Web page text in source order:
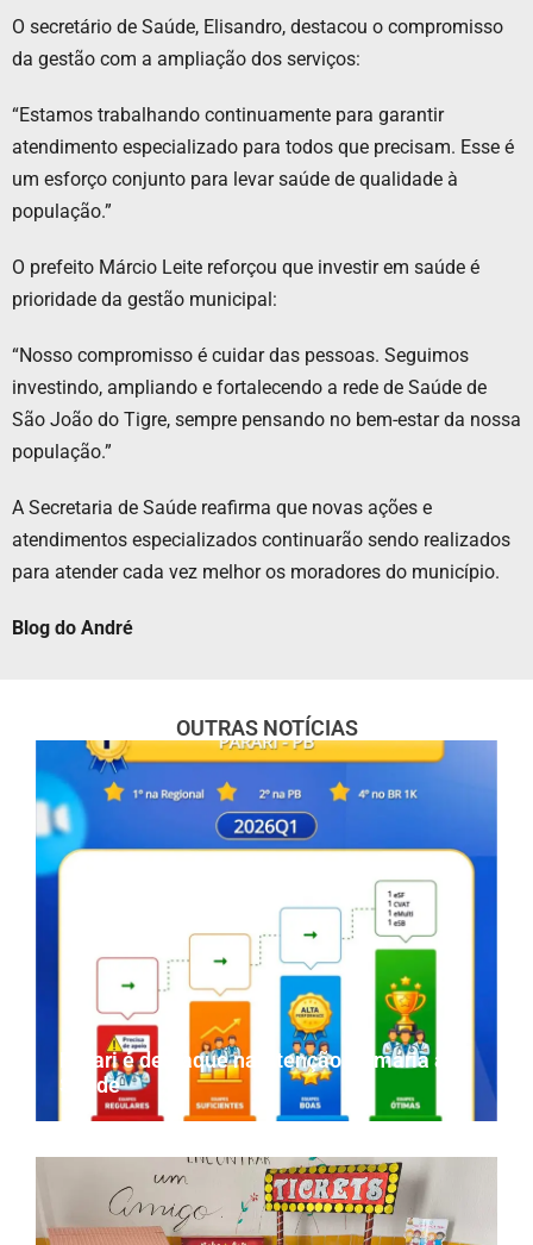
O secretário de Saúde, Elisandro, destacou o compromisso
da gestão com a ampliação dos serviços:
“Estamos trabalhando continuamente para garantir
atendimento especializado para todos que precisam. Esse é
um esforço conjunto para levar saúde de qualidade à
população.”
O prefeito Márcio Leite reforçou que investir em saúde é
prioridade da gestão municipal:
“Nosso compromisso é cuidar das pessoas. Seguimos
investindo, ampliando e fortalecendo a rede de Saúde de
São João do Tigre, sempre pensando no bem-estar da nossa
população.”
A Secretaria de Saúde reafirma que novas ações e
atendimentos especializados continuarão sendo realizados
para atender cada vez melhor os moradores do município.
Blog do André
OUTRAS NOTÍCIAS
Parari é destaque na Atenção Primária à
Saúde